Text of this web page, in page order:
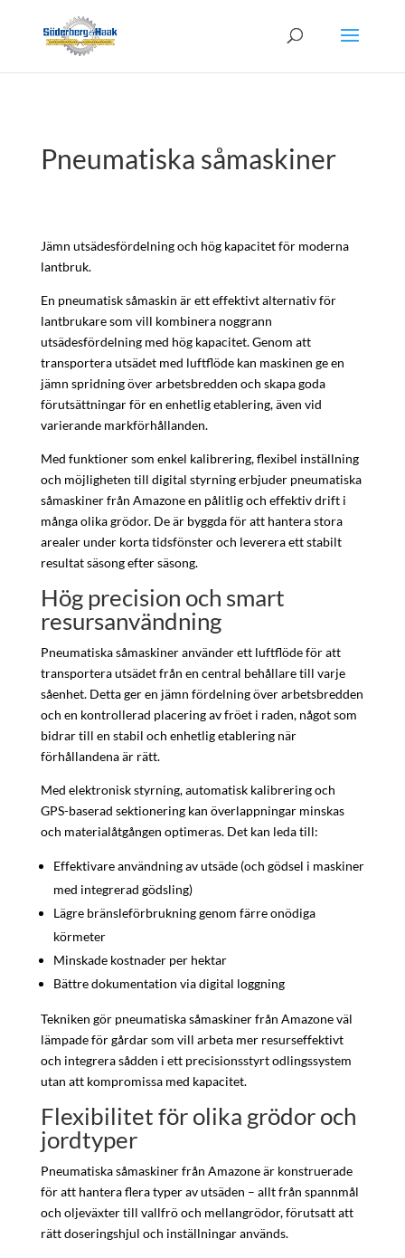
Pneumatiska såmaskiner
Jämn utsädesfördelning och hög kapacitet för moderna
lantbruk.
En pneumatisk såmaskin är ett effektivt alternativ för
lantbrukare som vill kombinera noggrann
utsädesfördelning med hög kapacitet. Genom att
transportera utsädet med luftflöde kan maskinen ge en
jämn spridning över arbetsbredden och skapa goda
förutsättningar för en enhetlig etablering, även vid
varierande markförhållanden.
Med funktioner som enkel kalibrering, flexibel inställning
och möjligheten till digital styrning erbjuder pneumatiska
såmaskiner från Amazone en pålitlig och effektiv drift i
många olika grödor. De är byggda för att hantera stora
arealer under korta tidsfönster och leverera ett stabilt
resultat säsong efter säsong.
Hög precision och smart
resursanvändning
Pneumatiska såmaskiner använder ett luftflöde för att
transportera utsädet från en central behållare till varje
såenhet. Detta ger en jämn fördelning över arbetsbredden
och en kontrollerad placering av fröet i raden, något som
bidrar till en stabil och enhetlig etablering när
förhållandena är rätt.
Med elektronisk styrning, automatisk kalibrering och
GPS-baserad sektionering kan överlappningar minskas
och materialåtgången optimeras. Det kan leda till:
Effektivare användning av utsäde (och gödsel i maskiner
med integrerad gödsling)
Lägre bränsleförbrukning genom färre onödiga
körmeter
Minskade kostnader per hektar
Bättre dokumentation via digital loggning
Tekniken gör pneumatiska såmaskiner från Amazone väl
lämpade för gårdar som vill arbeta mer resurseffektivt
och integrera sådden i ett precisionsstyrt odlingssystem
utan att kompromissa med kapacitet.
Flexibilitet för olika grödor och
jordtyper
Pneumatiska såmaskiner från Amazone är konstruerade
för att hantera flera typer av utsäden – allt från spannmål
och oljeväxter till vallfrö och mellangrödor, förutsatt att
rätt doseringshjul och inställningar används.